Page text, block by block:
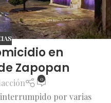
en
Zapopan
0
por varias